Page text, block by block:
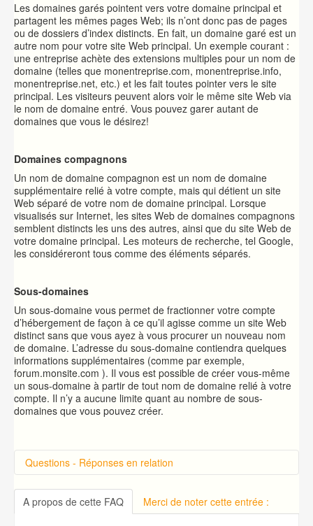
Les domaines garés pointent vers votre domaine principal et
partagent les mêmes pages Web; ils n’ont donc pas de pages
ou de dossiers d’index distincts. En fait, un domaine garé est un
autre nom pour votre site Web principal. Un exemple courant :
une entreprise achète des extensions multiples pour un nom de
domaine (telles que monentreprise.com, monentreprise.info,
monentreprise.net, etc.) et les fait toutes pointer vers le site
principal. Les visiteurs peuvent alors voir le même site Web via
le nom de domaine entré. Vous pouvez garer autant de
domaines que vous le désirez!
Domaines compagnons
Un nom de domaine compagnon est un nom de domaine
supplémentaire relié à votre compte, mais qui détient un site
Web séparé de votre nom de domaine principal. Lorsque
visualisés sur Internet, les sites Web de domaines compagnons
semblent distincts les uns des autres, ainsi que du site Web de
votre domaine principal. Les moteurs de recherche, tel Google,
les considéreront tous comme des éléments séparés.
Sous-domaines
Un sous-domaine vous permet de fractionner votre compte
d’hébergement de façon à ce qu’il agisse comme un site Web
distinct sans que vous ayez à vous procurer un nouveau nom
de domaine. L’adresse du sous-domaine contiendra quelques
informations supplémentaires (comme par exemple,
forum.monsite.com ). Il vous est possible de créer vous-même
un sous-domaine à partir de tout nom de domaine relié à votre
compte. Il n’y a aucune limite quant au nombre de sous-
domaines que vous pouvez créer.
Questions - Réponses en relation
Introduction sur cPanel
Connexion à cPanel
Changer le mot de passe d'accès à cPanel
A propos de cette FAQ Merci de noter cette entrée :